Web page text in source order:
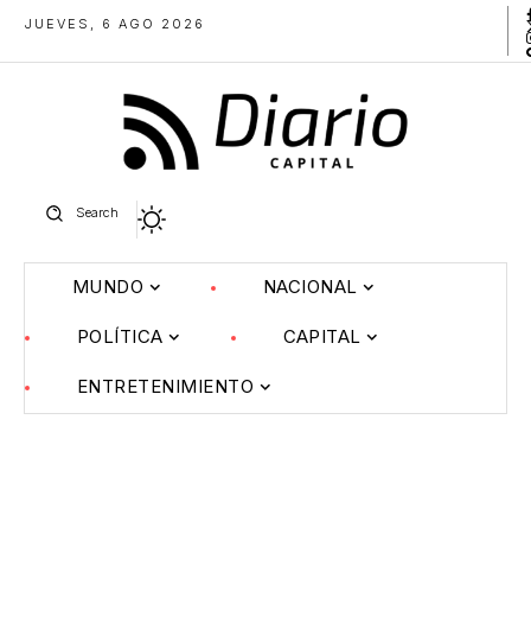
JUEVES, 6 AGO 2026
Search
MUNDO NACIONAL
POLÍTICA CAPITAL
ENTRETENIMIENTO